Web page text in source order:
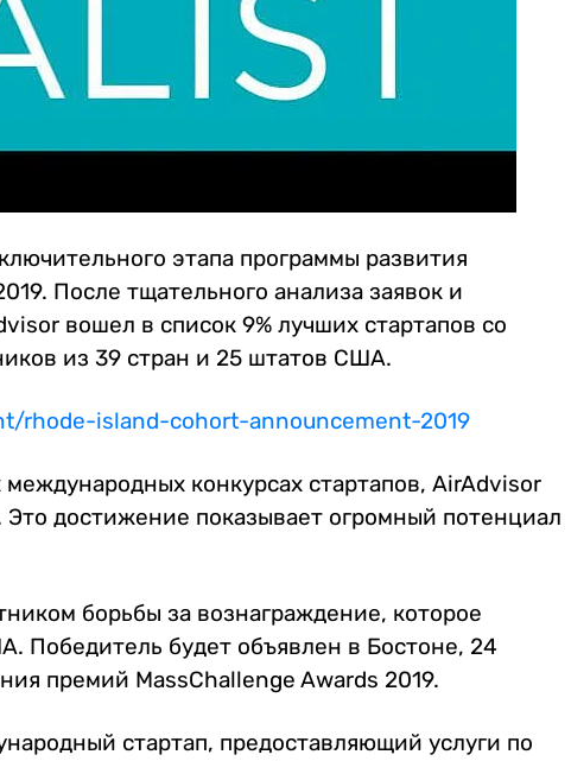
этапа программы развития
После тщательного анализа заявок и
вошел в список 9% лучших стартапов со
из 39 стран и 25 штатов США.
rhode-island-cohort-announcement-2019
конкурсах стартапов, AirAdvisor
достижение показывает огромный потенциал
борьбы за вознаграждение, которое
Победитель будет объявлен в Бостоне, 24
премий MassChallenge Awards 2019.
стартап, предоставляющий услуги по